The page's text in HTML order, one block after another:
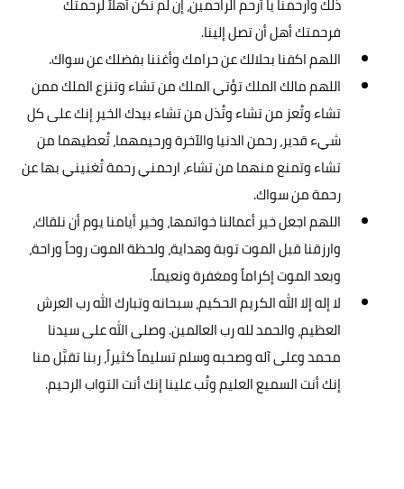
فرحمتك أهل أن تصل إلينا.
اللهم اكفنا بحلالك عن حرامك وأغننا بفضلك عن سواك.
اللهم مالك الملك تؤتي الملك من تشاء وتنزع الملك ممن
تشاء وتُعز من تشاء وتُذل من تشاء بيدك الخير إنك على كل
شيء قدير، رحمن الدنيا والآخرة ورحيمهما، تُعطيهما من
تشاء وتمنع منهما من تشاء، ارحمني رحمة تُغنيني بها عن
رحمة من سواك.
اللهم اجعل خير أعمالنا خواتمها، وخير أيامنا يوم أن نلقاك،
وارزقنا قبل الموت توبة وهداية، ولحظة الموت روحاً وراحة،
وبعد الموت إكراماً ومغفرة ونعيماً.
لا إله إلا الله الكريم الحكيم، سبحانه وتبارك الله رب العرش
العظيم، والحمد لله رب العالمين. وصلى الله على سيدنا
محمد وعلى آله وصحبه وسلم تسليماً كثيراً، ربنا تقبَّل منا
إنك أنت السميع العليم وتُب علينا إنك أنت التواب الرحيم.